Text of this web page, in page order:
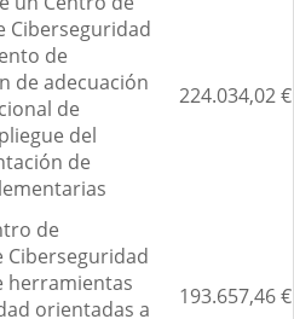
Ciberseguridad
de
de adecuación
de
del
de
224.034,02 €
de
Ciberseguridad
herramientas
orientadas a
193.657,46 €